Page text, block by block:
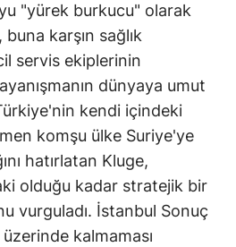
"yürek burkucu" olarak
karşın sağlık
servis ekiplerinin
dünyaya umut
kendi içindeki
komşu ülke Suriye'ye
hatırlatan Kluge,
olduğu kadar stratejik bir
vurguladı. İstanbul Sonuç
kalmaması